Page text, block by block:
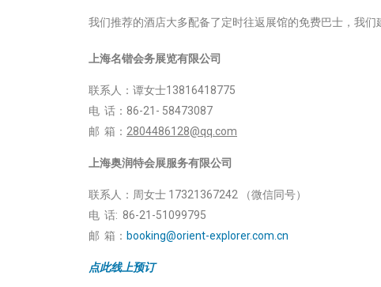
我们推荐的酒店大多配备了定时往返展馆的免费巴士，我
上海名锴会务展览有限公司
联系人：谭女士13816418775
电 话：86-21- 58473087
邮 箱： 2804486128@qq.com
上海奥润特会展服务有限公司
联系人：周女士 17321367242 （微信同号）
电 话: 86-21-51099795
邮 箱： booking@orient-explorer.com.cn
点此线上预订